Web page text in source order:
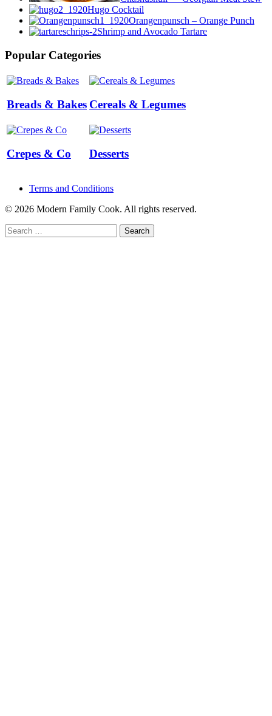
Hugo Cocktail
Orangenpunsch – Orange Punch
Shrimp and Avocado Tartare
Popular Categories
Breads & Bakes Cereals & Legumes
Crepes & Co Desserts
Terms and Conditions
© 2026 Modern Family Cook. All rights reserved.